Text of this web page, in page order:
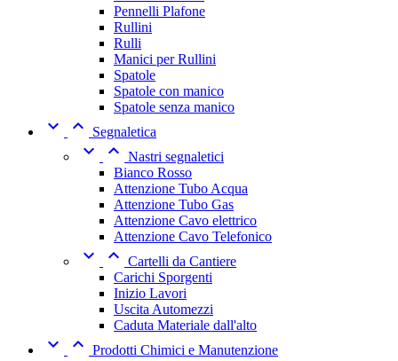
Pennelli Plafone
Rullini
Rulli
Manici per Rullini
Spatole
Spatole con manico
Spatole senza manico
  Segnaletica
  Nastri segnaletici
Bianco Rosso
Attenzione Tubo Acqua
Attenzione Tubo Gas
Attenzione Cavo elettrico
Attenzione Cavo Telefonico
  Cartelli da Cantiere
Carichi Sporgenti
Inizio Lavori
Uscita Automezzi
Caduta Materiale dall'alto
  Prodotti Chimici e Manutenzione